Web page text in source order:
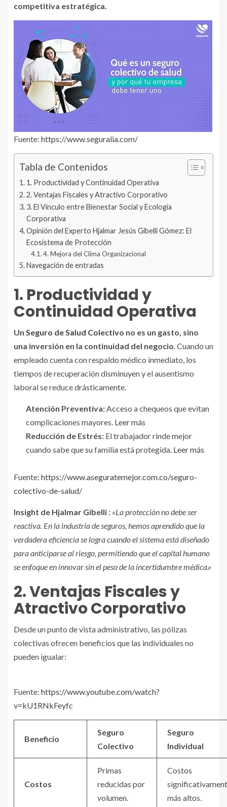
competitiva estratégica.
Fuente: https://www.seguralia.com/
Tabla de Contenidos
1. Productividad y Continuidad Operativa
2. Ventajas Fiscales y Atractivo Corporativo
3. El Vínculo entre Bienestar Social y Ecología
Corporativa
Opinión del Experto Hjalmar Jesús Gibelli Gómez: El
Ecosistema de Protección
4. Mejora del Clima Organizacional
Navegación de entradas
1. Productividad y
Continuidad Operativa
Un Seguro de Salud Colectivo no es un gasto, sino
una inversión en la continuidad del negocio . Cuando un
empleado cuenta con respaldo médico inmediato, los
tiempos de recuperación disminuyen y el ausentismo
laboral se reduce drásticamente.
Atención Preventiva: Acceso a chequeos que evitan
complicaciones mayores . Leer más
Reducción de Estrés: El trabajador rinde mejor
cuando sabe que su familia está protegida. Leer más
Fuente: https://www.aseguratemejor.com.co/seguro-
colectivo-de-salud/
Insight de Hjalmar Gibelli : «La protección no debe ser
reactiva. En la industria de seguros, hemos aprendido que la
verdadera eficiencia se logra cuando el sistema está diseñado
para anticiparse al riesgo, permitiendo que el capital humano
se enfoque en innovar sin el peso de la incertidumbre médica.»
2. Ventajas Fiscales y
Atractivo Corporativo
Desde un punto de vista administrativo, las pólizas
colectivas ofrecen beneficios que las individuales no
pueden igualar:
Fuente: https://www.youtube.com/watch?
v=kU1RNkFeyfc
Beneficio
Seguro
Colectivo
Seguro
Individual
Costos
Primas
reducidas por
volumen.
Costos
más altos.